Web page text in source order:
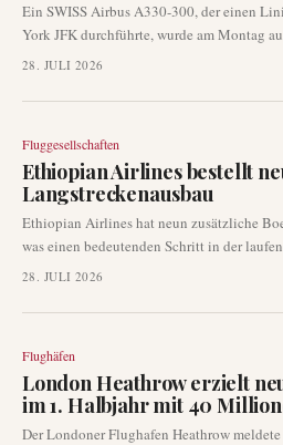
Ein SWISS Airbus A330-300, der einen
York JFK durchführte, wurde am Montag
International Airport umgeleitet. Die
standen bereit, als das Flugzeug sicher
28. JULI 2026
Fluggesellschaften
Ethiopian Airlines bestellt
Langstreckenausbau
Ethiopian Airlines hat neun zusätzliche
was einen bedeutenden Schritt in der
Langstreckenflotte und dem Ausbau des
umfangreiche Bestellung von 11 Boeing
Ethiopian Airlines als Afrikas größtem
28. JULI 2026
Flughäfen
London Heathrow erzielt
im 1. Halbjahr mit 40
Der Londoner Flughafen Heathrow